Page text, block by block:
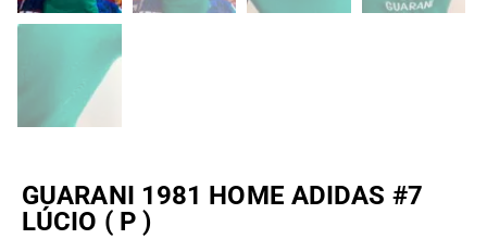
GUARANI 1981 HOME ADIDAS #7
LÚCIO ( P )